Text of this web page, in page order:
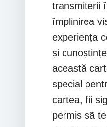
transmiterii
împlinirea
experiența
și
această
special
cartea, fii
permis sã